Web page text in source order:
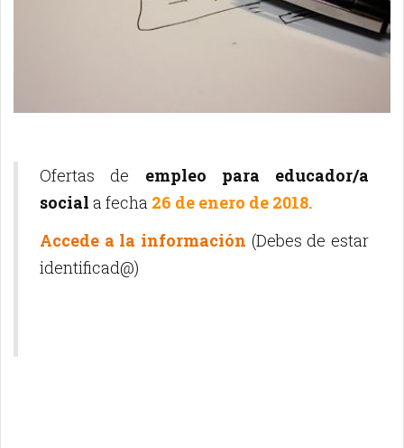
Ofertas de empleo para educador/a
social a fecha 26 de enero de 2018.
Accede a la información (Debes de estar
identificad@)